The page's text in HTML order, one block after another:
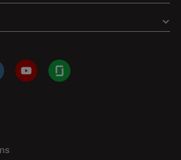
YouTubeGlassdoor